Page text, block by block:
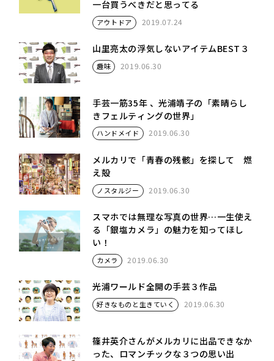
一台買うべきだと思ってる
アウトドア 2019.07.24
山里亮太の浮気しないアイテムBEST３
趣味 2019.06.30
手芸一筋35年 、光浦靖子の「素晴らし
きフェルティングの世界」
ハンドメイド 2019.06.30
メルカリで「青春の残骸」を探して 燃
え殻
ノスタルジー 2019.06.30
スマホでは無理な写真の世界…一生使え
る「銀塩カメラ」の魅力を知ってほし
い！
カメラ 2019.06.30
光浦ワールド全開の手芸３作品
好きなものと生きていく 2019.06.30
篠井英介さんがメルカリに出品できなか
った、ロマンチックな３つの思い出